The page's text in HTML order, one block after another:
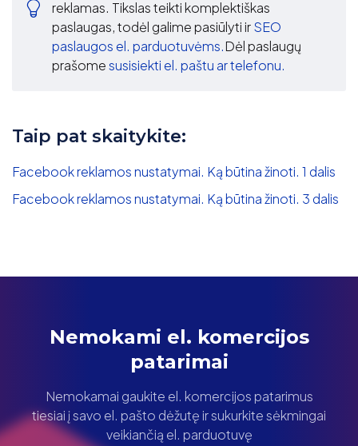
reklamas. Tikslas teikti komplektiškas
paslaugas, todėl galime pasiūlyti irSEO
paslaugos el. parduotuvėms.Dėl paslaugų
prašomesusisiekti el. paštu ar telefonu.
Taip pat skaitykite:
Facebook reklamos nustatymai. Ką būtina žinoti. 1 dalis
Facebook reklamos nustatymai. Ką būtina žinoti. 3 dalis
Nemokami el. komercijos
patarimai
Nemokamai gaukite el. komercijos patarimus
tiesiai į savo el. pašto dėžutę ir sukurkite sėkmingai
veikiančią el. parduotuvę